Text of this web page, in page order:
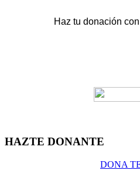
Haz tu donación
HAZTE DONANTE
DONA